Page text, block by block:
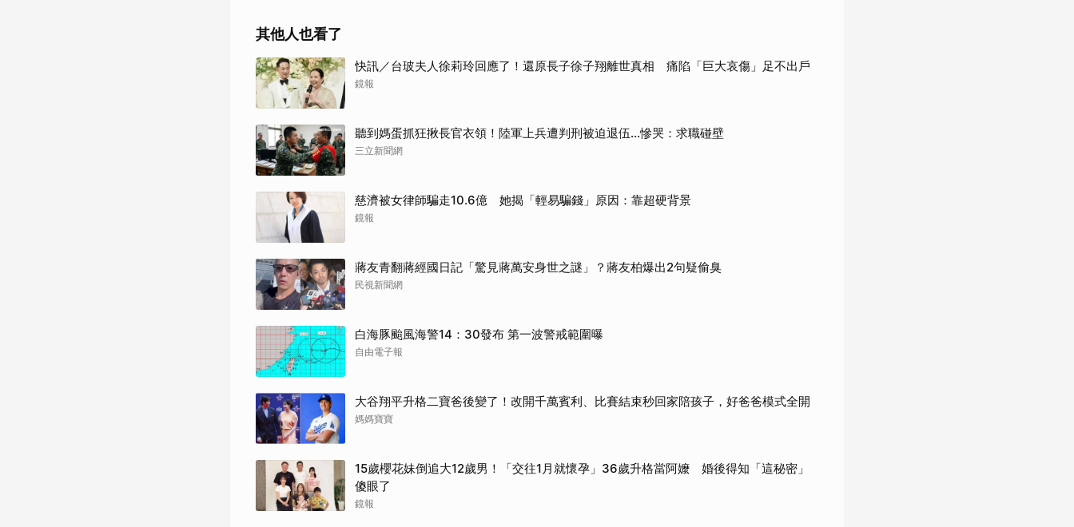
其他人也看了
快訊／台玻夫人徐莉玲回應了！還原長子徐子翔離世真相 痛陷「巨大哀傷」足不出戶
鏡報
聽到媽蛋抓狂揪長官衣領！陸軍上兵遭判刑被迫退伍…慘哭：求職碰壁
三立新聞網
慈濟被女律師騙走10.6億 她揭「輕易騙錢」原因：靠超硬背景
鏡報
蔣友青翻蔣經國日記「驚見蔣萬安身世之謎」？蔣友柏爆出2句疑偷臭
民視新聞網
白海豚颱風海警14：30發布 第一波警戒範圍曝
自由電子報
大谷翔平升格二寶爸後變了！改開千萬賓利、比賽結束秒回家陪孩子，好爸爸模式全開
媽媽寶寶
15歲櫻花妹倒追大12歲男！「交往1月就懷孕」36歲升格當阿嬤 婚後得知「這秘密」
傻眼了
鏡報